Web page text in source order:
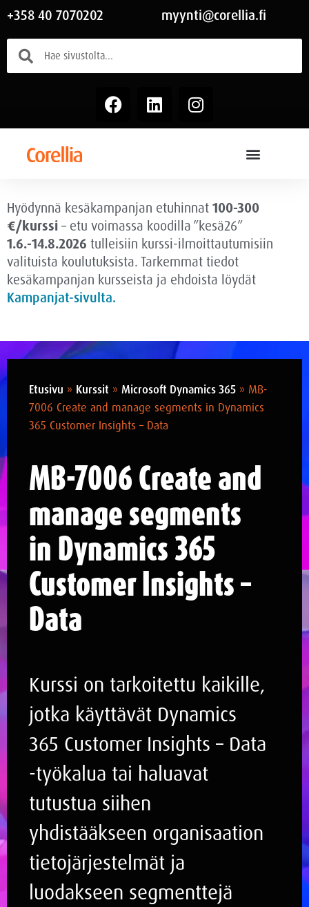
+358 40 7070202 myynti@corellia.fi
Hyödynnä kesäkampanjan etuhinnat 100-300
€/kurssi – etu voimassa koodilla ”kesä26”
1.6.-14.8.2026 tulleisiin kurssi-ilmoittautumisiin
valituista koulutuksista. Tarkemmat tiedot
kesäkampanjan kursseista ja ehdoista löydät
Kampanjat-sivulta.
Etusivu » Kurssit » Microsoft Dynamics 365 » MB-
7006 Create and manage segments in Dynamics
365 Customer Insights – Data
MB-7006 Create and
manage segments
in Dynamics 365
Customer Insights –
Data
Kurssi on tarkoitettu kaikille,
jotka käyttävät Dynamics
365 Customer Insights – Data
-työkalua tai haluavat
tutustua siihen
yhdistääkseen organisaation
tietojärjestelmät ja
luodakseen segmenttejä